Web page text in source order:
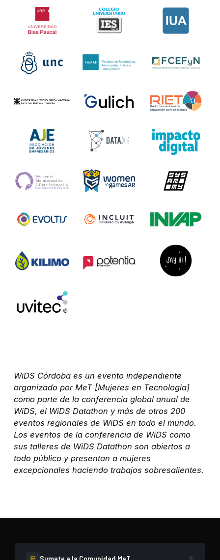
WiDS Córdoba es un evento independiente
organizado por MeT [Mujeres en Tecnología]
como parte de la conferencia global anual de
WiDS, el WiDS Datathon y más de otros 200
eventos regionales de WiDS en todo el mundo.
Los eventos de la conferencia de WiDS como
sus talleres de WiDS Datathon son abiertos a
todo público y presentan a mujeres
excepcionales haciendo trabajos sobresalientes.